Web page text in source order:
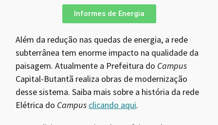
Informes de Energia
Além da redução nas quedas de energia, a rede
subterrânea tem enorme impacto na qualidade da
paisagem. Atualmente a Prefeitura do Campus
Capital-Butantã realiza obras de modernização
desse sistema. Saiba mais sobre a história da rede
Elétrica do Campus clicando aqui.